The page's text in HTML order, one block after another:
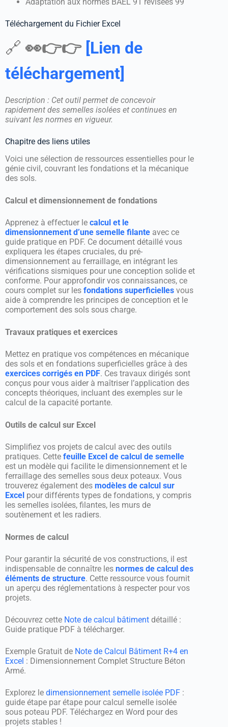
Téléchargement du Fichier Excel
🔗 👀👉👉 [Lien de
téléchargement]
Description : Cet outil permet de concevoir
rapidement des semelles isolées et continues en
suivant les normes en vigueur.
Chapitre des liens utiles
Voici une sélection de ressources essentielles pour le
génie civil, couvrant les fondations et la mécanique
des sols.
Calcul et dimensionnement de fondations
Apprenez à effectuer le calcul et le
dimensionnement d’une semelle filante avec ce
guide pratique en PDF. Ce document détaillé vous
expliquera les étapes cruciales, du pré-
dimensionnement au ferraillage, en intégrant les
vérifications sismiques pour une conception solide et
conforme. Pour approfondir vos connaissances, ce
cours complet sur les fondations superficielles vous
aide à comprendre les principes de conception et le
comportement des sols sous charge.
Travaux pratiques et exercices
Mettez en pratique vos compétences en mécanique
des sols et en fondations superficielles grâce à des
exercices corrigés en PDF. Ces travaux dirigés sont
conçus pour vous aider à maîtriser l’application des
concepts théoriques, incluant des exemples sur le
calcul de la capacité portante.
Outils de calcul sur Excel
Simplifiez vos projets de calcul avec des outils
pratiques. Cette feuille Excel de calcul de semelle
est un modèle qui facilite le dimensionnement et le
ferraillage des semelles sous deux poteaux. Vous
trouverez également des modèles de calcul sur
Excel pour différents types de fondations, y compris
les semelles isolées, filantes, les murs de
soutènement et les radiers.
Normes de calcul
Pour garantir la sécurité de vos constructions, il est
indispensable de connaître les normes de calcul des
éléments de structure. Cette ressource vous fournit
un aperçu des réglementations à respecter pour vos
projets.
Découvrez cette Note de calcul bâtiment détaillé :
Guide pratique PDF à télécharger.
Exemple Gratuit de Note de Calcul Bâtiment R+4 en
Excel : Dimensionnement Complet Structure Béton
Armé.
Explorez le dimensionnement semelle isolée PDF :
guide étape par étape pour calcul semelle isolée
sous poteau PDF. Téléchargez en Word pour des
projets stables !